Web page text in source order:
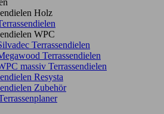
Holz
WPC
Terrassendielen
Terrassendielen
massiv Terrassendielen
Resysta
Zubehör